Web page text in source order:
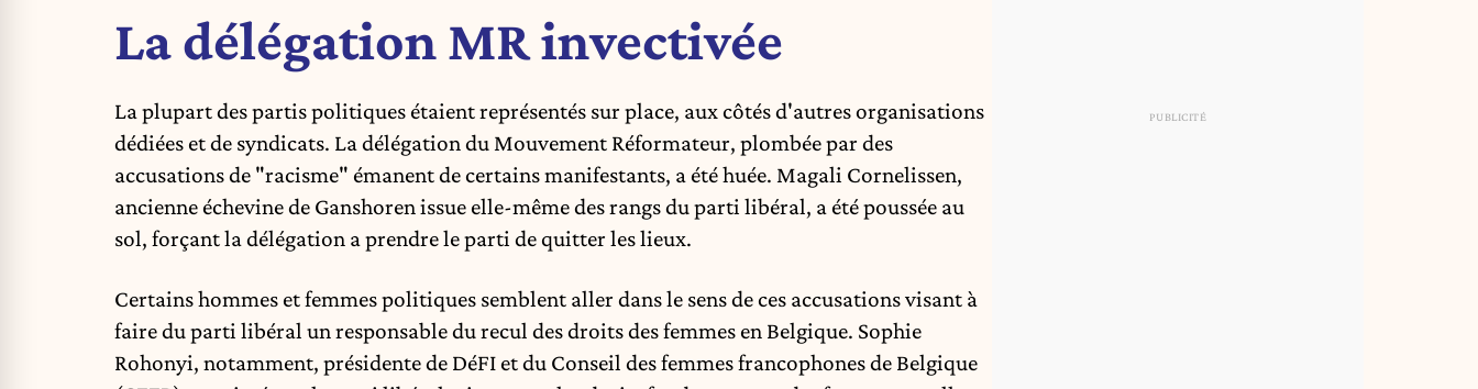
La délégation MR invectivée
La plupart des partis politiques étaient représentés sur place, aux côtés d'autres organisations
dédiées et de syndicats. La délégation du Mouvement Réformateur, plombée par des
accusations de "racisme" émanent de certains manifestants, a été huée. Magali Cornelissen,
ancienne échevine de Ganshoren issue elle-même des rangs du parti libéral, a été poussée au
sol, forçant la délégation a prendre le parti de quitter les lieux.
Certains hommes et femmes politiques semblent aller dans le sens de ces accusations visant à
faire du parti libéral un responsable du recul des droits des femmes en Belgique. Sophie
Rohonyi, notamment, présidente de DéFI et du Conseil des femmes francophones de Belgique